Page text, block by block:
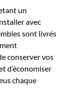
un
avec
sont livrés
conserver vos
d’économiser
chaque